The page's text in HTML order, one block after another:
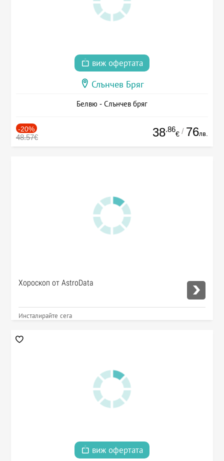
виж офертата
Слънчев Бряг
Белвю - Слънчев бряг
-20%
48.57€ 38.86
€ / 76лв.
Хороскоп от AstroData
Инсталирайте сега
виж офертата